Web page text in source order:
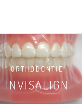
ORTHODONTIE
INVISALIGN